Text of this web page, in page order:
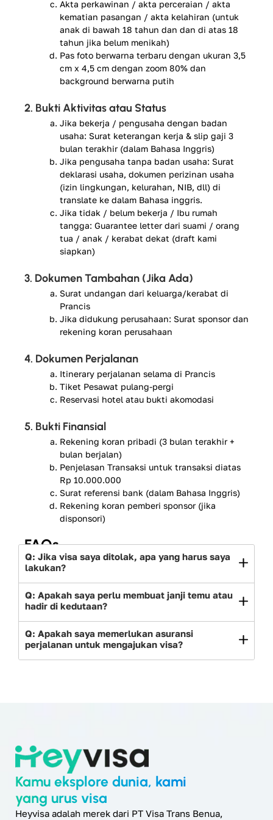
Akta perkawinan / akta perceraian / akta
kematian pasangan / akta kelahiran (untuk
anak di bawah 18 tahun dan dan di atas 18
tahun jika belum menikah)
Pas foto berwarna terbaru dengan ukuran 3,5
cm x 4,5 cm dengan zoom 80% dan
background berwarna putih
2. Bukti Aktivitas atau Status
Jika bekerja / pengusaha dengan badan
usaha: Surat keterangan kerja & slip gaji 3
bulan terakhir (dalam Bahasa Inggris)
Jika pengusaha tanpa badan usaha: Surat
deklarasi usaha, dokumen perizinan usaha
(izin lingkungan, kelurahan, NIB, dll) di
translate ke dalam Bahasa inggris.
Jika tidak / belum bekerja / Ibu rumah
tangga: Guarantee letter dari suami / orang
tua / anak / kerabat dekat (draft kami
siapkan)
3. Dokumen Tambahan (Jika Ada)
Surat undangan dari keluarga/kerabat di
Prancis
Jika didukung perusahaan: Surat sponsor dan
rekening koran perusahaan
4. Dokumen Perjalanan
Itinerary perjalanan selama di Prancis
Tiket Pesawat pulang-pergi
Reservasi hotel atau bukti akomodasi
5. Bukti Finansial
Rekening koran pribadi (3 bulan terakhir +
bulan berjalan)
Penjelasan Transaksi untuk transaksi diatas
Rp 10.000.000
Surat referensi bank (dalam Bahasa Inggris)
Rekening koran pemberi sponsor (jika
disponsori)
FAQs
Q: Jika visa saya ditolak, apa yang harus saya
lakukan?
Q: Apakah saya perlu membuat janji temu atau
hadir di kedutaan?
Q: Apakah saya memerlukan asuransi
perjalanan untuk mengajukan visa?
Kamu eksplore dunia, kami
yang urus visa
Heyvisa adalah merek dari PT Visa Trans Benua,